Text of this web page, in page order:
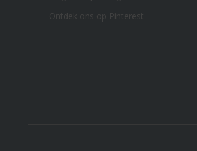
Ontdek ons op Pinterest